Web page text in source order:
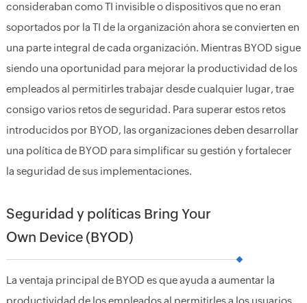
consideraban como TI invisible o dispositivos que no eran
soportados por la TI de la organización ahora se convierten en
una parte integral de cada organización. Mientras BYOD sigue
siendo una oportunidad para mejorar la productividad de los
empleados al permitirles trabajar desde cualquier lugar, trae
consigo varios retos de seguridad. Para superar estos retos
introducidos por BYOD, las organizaciones deben desarrollar
una política de BYOD para simplificar su gestión y fortalecer
la seguridad de sus implementaciones.
Seguridad y políticas Bring Your
Own Device (BYOD)
La ventaja principal de BYOD es que ayuda a aumentar la
productividad de los empleados al permitirles a los usuarios